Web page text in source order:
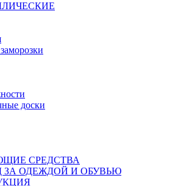
доски
СРЕДСТВА
ЗА ОДЕЖДОЙ И ОБУВЬЮ